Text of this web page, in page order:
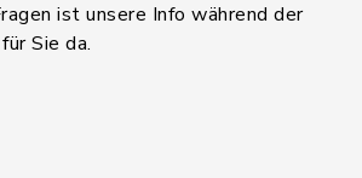
ist unsere Info während der
Sie da.